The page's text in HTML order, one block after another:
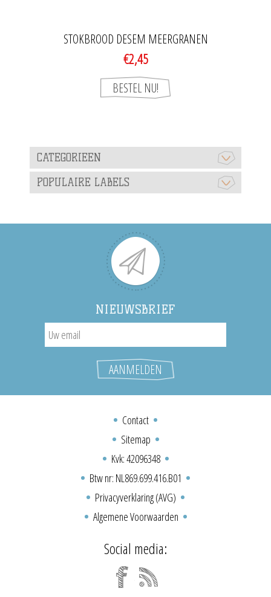
STOKBROOD DESEM MEERGRANEN
€2,45
CATEGORIEEN
POPULAIRE LABELS
NIEUWSBRIEF
Contact
Sitemap
Kvk: 42096348
Btw nr: NL869.699.416.B01
Privacyverklaring (AVG)
Algemene Voorwaarden
Social media: